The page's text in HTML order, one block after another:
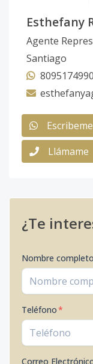
Esthefany
Agente
Santiago
8095174990
Llámame
¿Te
Nombre completo
Teléfono*
Correo